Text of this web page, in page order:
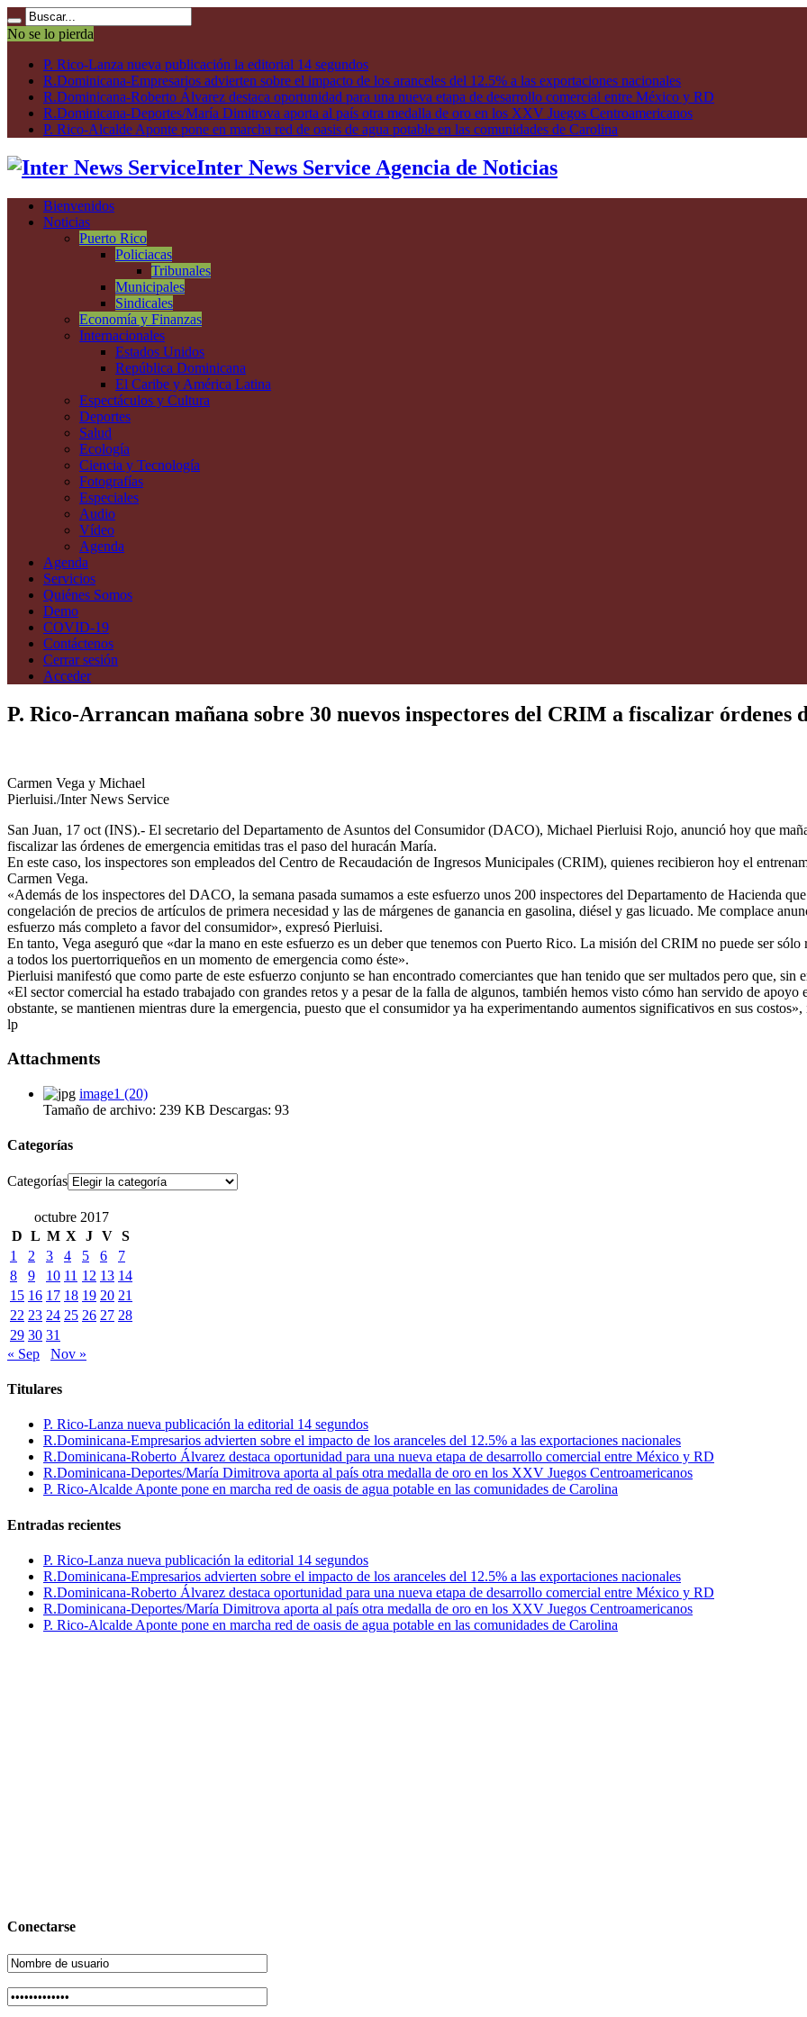
No se lo pierda
P. Rico-Lanza nueva publicación la editorial 14 segundos
R.Dominicana-Empresarios advierten sobre el impacto de los aranceles del 12.5% a las exportaciones nacionales
R.Dominicana-Roberto Álvarez destaca oportunidad para una nueva etapa de desarrollo comercial entre México y RD
R.Dominicana-Deportes/María Dimitrova aporta al país otra medalla de oro en los XXV Juegos Centroamericanos
P. Rico-Alcalde Aponte pone en marcha red de oasis de agua potable en las comunidades de Carolina
Inter News Service Agencia de Noticias
Bienvenidos
Noticias
Puerto Rico
Policiacas
Tribunales
Municipales
Sindicales
Economía y Finanzas
Internacionales
Estados Unidos
República Dominicana
El Caribe y América Latina
Espectáculos y Cultura
Deportes
Salud
Ecología
Ciencia y Tecnología
Fotografías
Especiales
Audio
Vídeo
Agenda
Agenda
Servicios
Quiénes Somos
Demo
COVID-19
Contáctenos
Cerrar sesión
Acceder
P. Rico-Arrancan mañana sobre 30 nuevos inspectores del CRIM a fiscalizar órdenes
Carmen Vega y Michael
Pierluisi./Inter News Service
San Juan, 17 oct (INS).- El secretario del Departamento de Asuntos del Consumidor (DACO), Michael Pierluisi Rojo, anunció hoy que
fiscalizar las órdenes de emergencia emitidas tras el paso del huracán María.
En este caso, los inspectores son empleados del Centro de Recaudación de Ingresos Municipales (CRIM), quienes recibieron hoy el
Carmen Vega.
«Además de los inspectores del DACO, la semana pasada sumamos a este esfuerzo unos 200 inspectores del Departamento de Hacienda
congelación de precios de artículos de primera necesidad y las de márgenes de ganancia en gasolina, diésel y gas licuado. Me complace
esfuerzo más completo a favor del consumidor», expresó Pierluisi.
En tanto, Vega aseguró que «dar la mano en este esfuerzo es un deber que tenemos con Puerto Rico. La misión del CRIM no puede ser
a todos los puertorriqueños en un momento de emergencia como éste».
Pierluisi manifestó que como parte de este esfuerzo conjunto se han encontrado comerciantes que han tenido que ser multados pero que,
«El sector comercial ha estado trabajado con grandes retos y a pesar de la falla de algunos, también hemos visto cómo han servido de
obstante, se mantienen mientras dure la emergencia, puesto que el consumidor ya ha experimentando aumentos significativos en sus
lp
Attachments
image1 (20)
Tamaño de archivo: 239 KB Descargas: 93
Categorías
Categorías
octubre 2017
D L M X J V S
1
2 3 4 5 6
7
8
9 10 11 12 13 14
15 16 17 18 19 20 21
22 23 24 25 26 27 28
29 30 31
« Sep
Nov »
Titulares
P. Rico-Lanza nueva publicación la editorial 14 segundos
R.Dominicana-Empresarios advierten sobre el impacto de los aranceles del 12.5% a las exportaciones nacionales
R.Dominicana-Roberto Álvarez destaca oportunidad para una nueva etapa de desarrollo comercial entre México y RD
R.Dominicana-Deportes/María Dimitrova aporta al país otra medalla de oro en los XXV Juegos Centroamericanos
P. Rico-Alcalde Aponte pone en marcha red de oasis de agua potable en las comunidades de Carolina
Entradas recientes
P. Rico-Lanza nueva publicación la editorial 14 segundos
R.Dominicana-Empresarios advierten sobre el impacto de los aranceles del 12.5% a las exportaciones nacionales
R.Dominicana-Roberto Álvarez destaca oportunidad para una nueva etapa de desarrollo comercial entre México y RD
R.Dominicana-Deportes/María Dimitrova aporta al país otra medalla de oro en los XXV Juegos Centroamericanos
P. Rico-Alcalde Aponte pone en marcha red de oasis de agua potable en las comunidades de Carolina
Conectarse